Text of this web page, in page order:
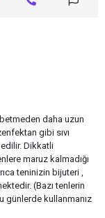
daha uzun
gibi sıvı
Dikkatli
maruz kalmadığı
teninizin bijuteri ,
(Bazı tenlerin
günlerde kullanmanız